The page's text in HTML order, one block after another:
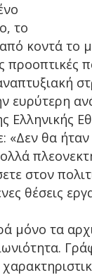
το
κοντά
προοπτικές
ευρύτερη
Ελληνικής
«Δεν θα
στον
θέσεις
μόνο τα